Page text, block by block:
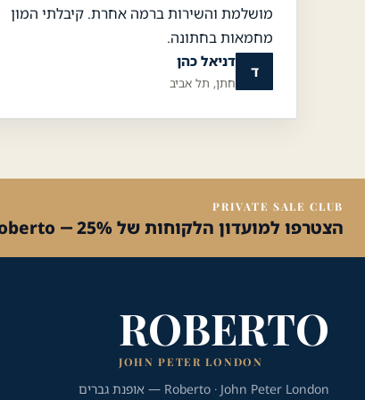
מושלמת והשירות ברמה אחרת. קיבלתי המון
מחמאות בחתונה.
ד
דניאל כהן
חתן, תל אביב
PRIVATE SALE CLUB
הצטרפו למועדון הלקוחות של Roberto — 25% הנחה על הקנייה הראשונה
ROBERTO
JOHN PETER LONDON
Roberto · John Peter London — אופנת גברים